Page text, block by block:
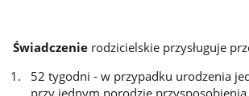
Świadczenie rodzicielskie przysługuje
52 tygodni - w przypadku urodzenia
przy jednym porodzie